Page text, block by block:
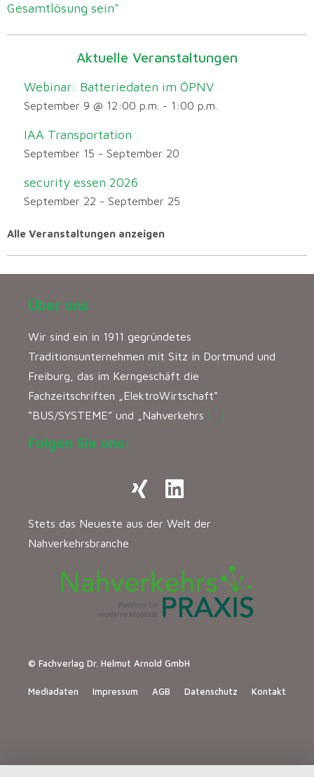
Gesamtlösung sein“
Aktuelle Veranstaltungen
Webinar: Batteriedaten im ÖPNV
September 9 @ 12:00 p.m. - 1:00 p.m.
IAA Transportation
September 15 - September 20
security essen 2026
September 22 - September 25
Alle Veranstaltungen anzeigen
Über uns
Wir sind ein in 1911 gegründetes
Traditionsunternehmen mit Sitz in Dortmund und
Freiburg, das im Kerngeschäft die
Fachzeitschriften „ElektroWirtschaft“
“BUS/SYSTEME” und „Nahverkehrs […]
Folgen Sie uns:
Stets das Neueste aus der Welt der
Nahverkehrsbranche
© Fachverlag Dr. Helmut Arnold GmbH
Mediadaten Impressum AGB Datenschutz Kontakt